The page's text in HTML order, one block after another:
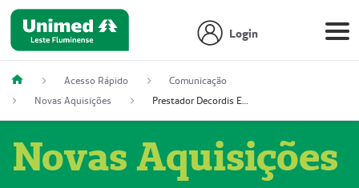
Login
Acesso Rápido
Comunicação
Novas Aquisições
Prestador Decordis Exames Cardiológicos LTDA (51004346-0)
Novas Aquisições